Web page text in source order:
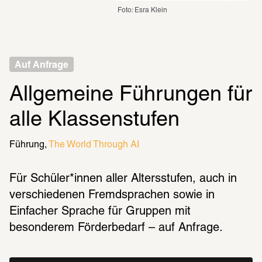
Foto: Esra Klein
Auf Anfrage
Allgemeine Führungen für
alle Klassenstufen
Führung The World Through AI
Für Schüler*innen aller Altersstufen, auch in
verschiedenen Fremdsprachen sowie in
Einfacher Sprache für Gruppen mit
besonderem Förderbedarf – auf Anfrage.